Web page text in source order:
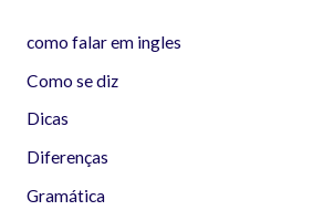
como falar em ingles
Como se diz
Dicas
Diferenças
Gramática